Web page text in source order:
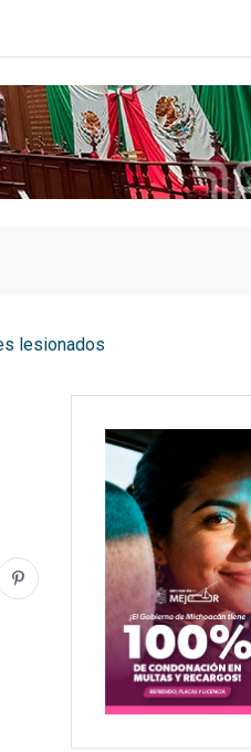
RECONSTRUCCIÓN DEL
lesionados